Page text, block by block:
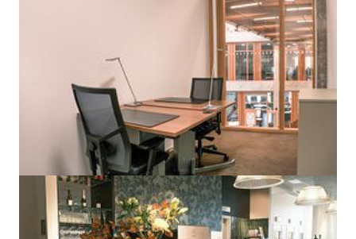
Tillgängliga kontor
Dagsfärska och verifierade uppgifter om vilka kontor som finns lediga
United Spaces Nordenskiöldsgatan 24. Endast på yta.se får du tillgång
Antal arbetsplatser